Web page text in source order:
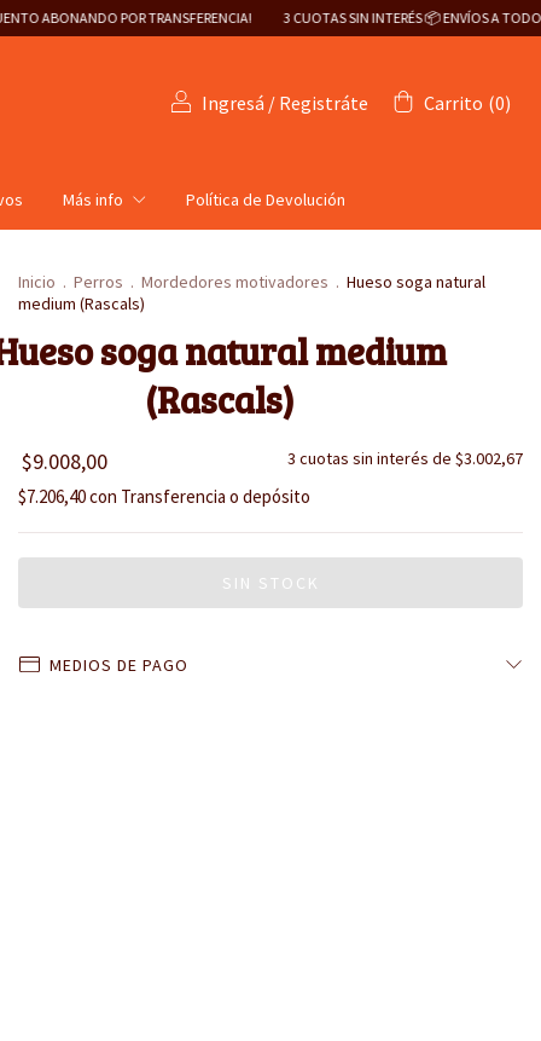
TRANSFERENCIA! 3 CUOTAS SIN INTERÉS 📦 ENVÍOS A TODO EL PAÍS 🇦🇷
Ingresá / Registráte Carrito (0)
Más info Política de Devolución
Inicio . Perros . Mordedores motivadores . Hueso soga natural
medium (Rascals)
Hueso soga natural medium
(Rascals)
$9.008,00 3 cuotas sin interés de $3.002,67
$7.206,40con Transferencia o depósito
MEDIOS DE PAGO